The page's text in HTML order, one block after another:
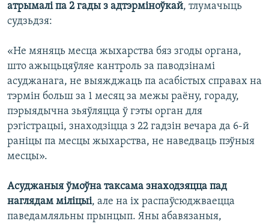
атрымалі па 2 гады з адтэрміноўкай, тлумачыць
судзьдзя:
«Не мяняць месца жыхарства бяз згоды органа,
што ажыцьцяўляе кантроль за паводзінамі
асуджанага, не выяжджаць па асабістых справах на
тэрмін больш за 1 месяц за межы раёну, гораду,
пэрыядычна зьяўляцца ў гэты орган для
рэгістрацыі, знаходзіцца з 22 гадзін вечара да 6-й
раніцы па месцы жыхарства, не наведваць пэўныя
месцы».
Асуджаныя ўмоўна таксама знаходзяцца пад
наглядам міліцыі, але на іх распаўсюджваецца
паведамляльны прынцып. Яны абавязаныя,